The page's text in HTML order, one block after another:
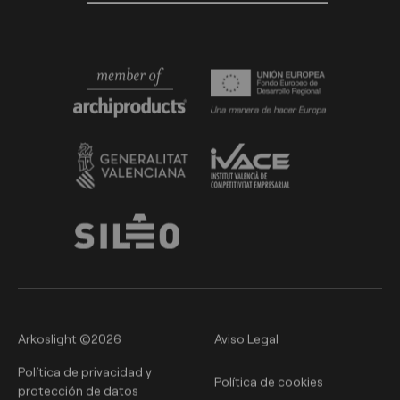
Arkoslight ©2026 Aviso Legal
Política de privacidad y
protección de datos
Política de cookies